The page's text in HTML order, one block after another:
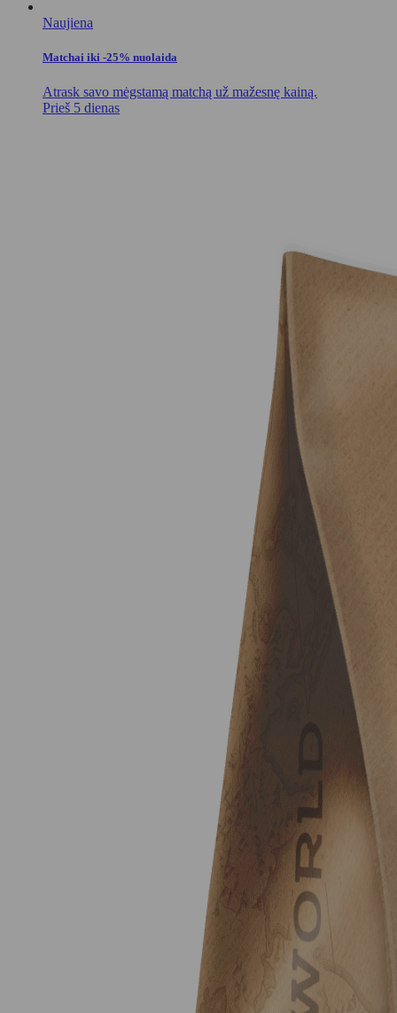
Naujiena
Matchai iki -25% nuolaida
Atrask savo mėgstamą matchą už mažesnę kainą.
Prieš 5 dienas